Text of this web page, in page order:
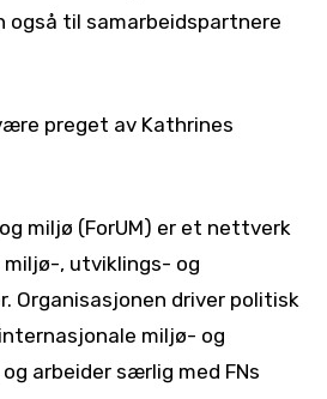
også til samarbeidspartnere
preget av Kathrines
miljø (ForUM) er et nettverk
, utviklings- og
Organisasjonen driver politisk
miljø- og
arbeider særlig med FNs